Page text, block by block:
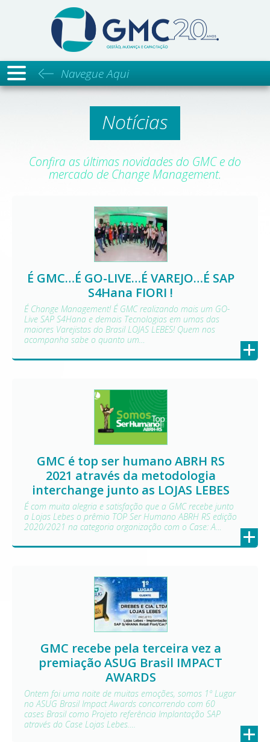
Navegue Aqui
Notícias
Confira as últimas novidades do GMC e do
mercado de Change Management.
É GMC…É GO-LIVE…É VAREJO…É SAP
S4Hana FIORI !
É Change Management! É GMC realizando mais um GO-
Live SAP S4Hana e demais Tecnologias em umas das
maiores Varejistas do Brasil LOJAS LEBES! Quem nos
acompanha sabe o quanto um…
GMC é top ser humano ABRH RS
2021 através da metodologia
interchange junto as LOJAS LEBES
É com muita alegria e satisfação que a GMC recebe junto
a Lojas Lebes o prêmio TOP Ser Humano ABRH RS edição
2020/2021 na categoria organização com o Case: A…
GMC recebe pela terceira vez a
premiação ASUG Brasil IMPACT
AWARDS
Ontem foi uma noite de muitas emoções, somos 1º Lugar
no ASUG Brasil Impact Awards concorrendo com 60
cases Brasil como Projeto referência Implantação SAP
através do Case Lojas Lebes….